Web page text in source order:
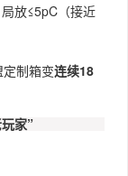
放≤5pC（接近
制箱变连续18
家”